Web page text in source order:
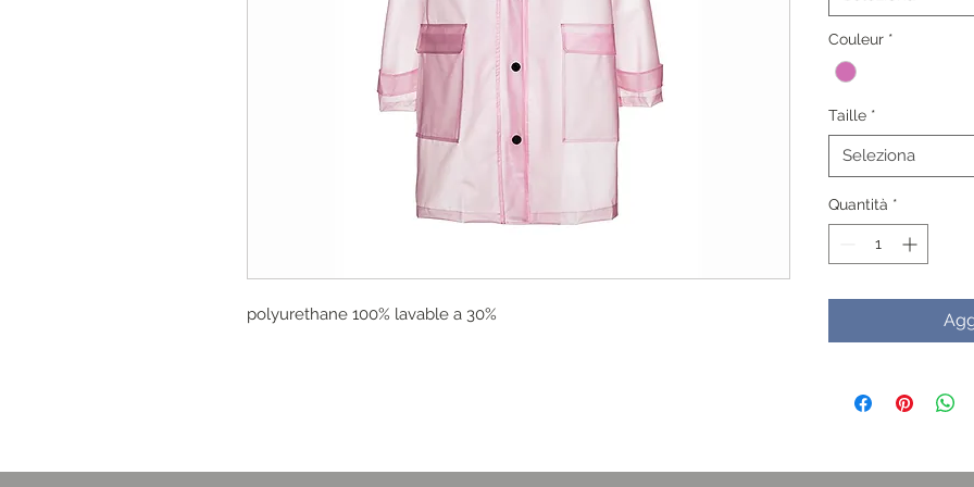
polyurethane 100% lavable a 30%
Couleur *
Taille *
Seleziona
Quantità *